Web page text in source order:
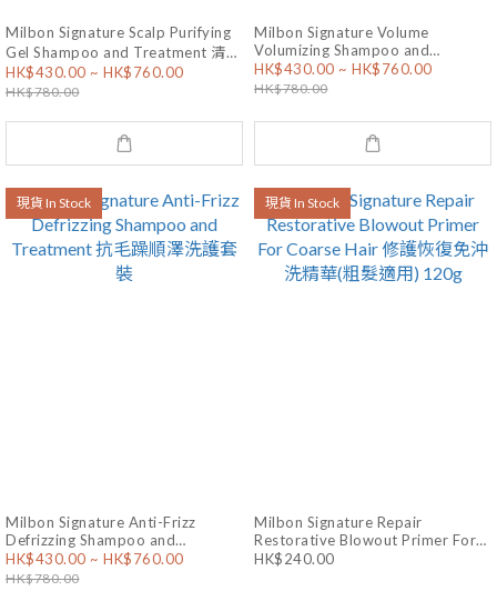
Milbon Signature Scalp Purifying
Gel Shampoo and Treatment 清潔
保濕頭皮洗護套裝
HK$430.00 ~ HK$760.00
HK$780.00
Milbon Signature Volume
Volumizing Shampoo and
Treatment 豐盈強韌洗護套裝
HK$430.00 ~ HK$760.00
HK$780.00
現貨 In Stock
Milbon Signature Anti-Frizz
Defrizzing Shampoo and
Treatment 抗毛躁順澤洗護套裝
HK$430.00 ~ HK$760.00
HK$780.00
現貨 In Stock
Milbon Signature Repair
Restorative Blowout Primer For
Coarse Hair 修護恢復免沖洗精華
HK$240.00